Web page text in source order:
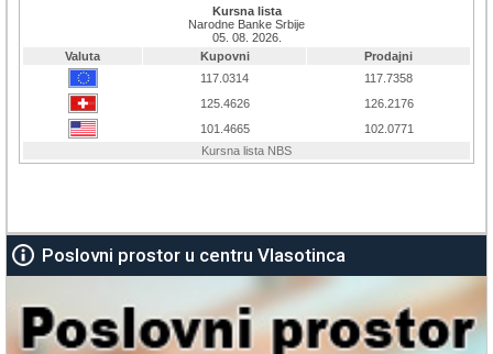
Poslovni prostor u centru Vlasotinca